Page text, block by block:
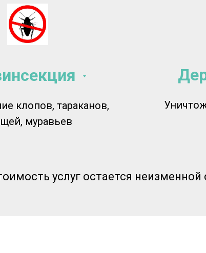
клопов, тараканов,
муравьев
услуг остается